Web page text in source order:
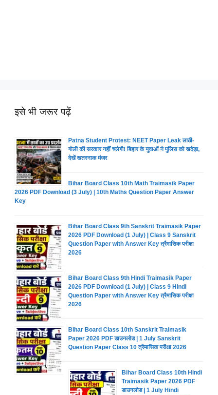
इसे भी जरूर पढ़ें
Patna Student Protest: NEET Paper Leak लाठी-
गोली की सरकार नहीं चलेगी! बिहार के युवाओं ने पुलिस को खदेड़ा,
देखें खतरनाक मंजर
Bihar Board Class 10th Math Traimasik Paper
2026 PDF Download (3 July) | 10th Maths Question Paper Answer
Key
Bihar Board Class 9th Sanskrit Traimasik Paper
2026 PDF Download (1 July) | Class 9 Sanskrit
Question Paper with Answer Key त्रैमासिक परीक्षा
2026
Bihar Board Class 9th Hindi Traimasik Paper
2026 PDF Download (1 July) | Class 9 Hindi
Question Paper with Answer Key त्रैमासिक परीक्षा
2026
Bihar Board Class 10th Sanskrit Traimasik
Paper 2026 PDF डाउनलोड | 1 July Sanskrit
Question Paper Class 10 त्रैमासिक परीक्षा 2026
Bihar Board Class 10th Hindi
Traimasik Paper 2026 PDF
डाउनलोड | 1 July Hindi